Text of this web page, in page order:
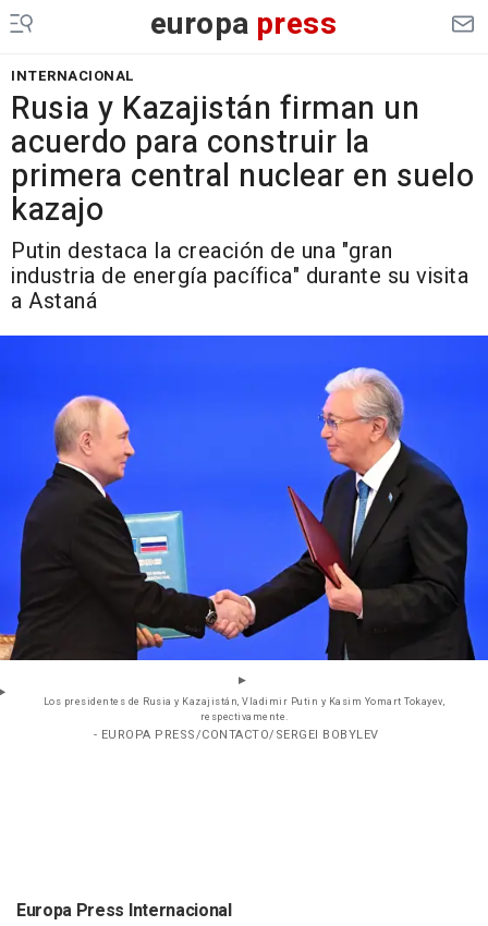
europa press
INTERNACIONAL
Rusia y Kazajistán firman un
acuerdo para construir la
primera central nuclear en suelo
kazajo
Putin destaca la creación de una "gran
industria de energía pacífica" durante su visita
a Astaná
Los presidentes de Rusia y Kazajistán, Vladimir Putin y Kasim Yomart Tokayev,
respectivamente.
- EUROPA PRESS/CONTACTO/SERGEI BOBYLEV
Europa Press Internacional